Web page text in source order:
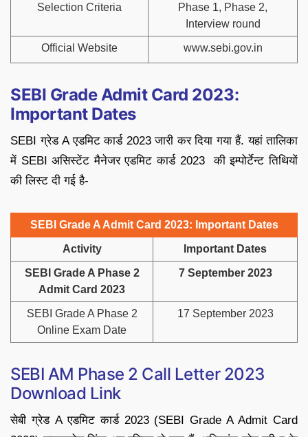
Selection Criteria
Phase 1, Phase 2,
Interview round
Official Website www.sebi.gov.in
SEBI Grade Admit Card 2023:
Important Dates
SEBI ग्रेड A एडमिट कार्ड 2023 जारी कर दिया गया हैं. यहां तालिका
में SEBI असिस्टेंट मैनेजर एडमिट कार्ड 2023 की इम्पोर्टेन्ट तिथियों
की लिस्ट दी गई है-
SEBI Grade A Admit Card 2023: Important Dates
Activity Important Dates
SEBI Grade A Phase 2
Admit Card 2023
7 September 2023
SEBI Grade A Phase 2
Online Exam Date
17 September 2023
SEBI AM Phase 2 Call Letter 2023
Download Link
सेबी ग्रेड A एडमिट कार्ड 2023 (SEBI Grade A Admit Card